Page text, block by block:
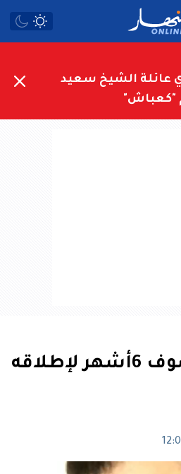
عائلة الشيخ سعيد
"كعباش"
حبس جورج وسوف 6أشهر لإطلاقه